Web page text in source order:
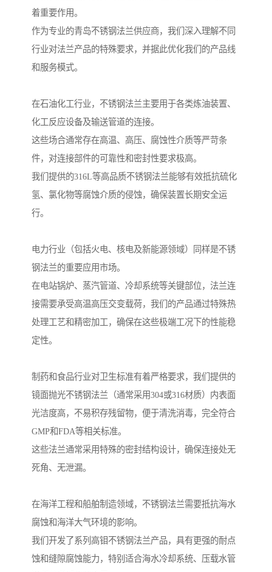
着重要作用。
作为专业的青岛不锈钢法兰供应商，我们深入理解不同
行业对法兰产品的特殊要求，并据此优化我们的产品线
和服务模式。
在石油化工行业，不锈钢法兰主要用于各类炼油装置、
化工反应设备及输送管道的连接。
这些场合通常存在高温、高压、腐蚀性介质等严苛条
件，对连接部件的可靠性和密封性要求极高。
我们提供的316L等高品质不锈钢法兰能够有效抵抗硫化
氢、氯化物等腐蚀介质的侵蚀，确保装置长期安全运
行。
电力行业（包括火电、核电及新能源领域）同样是不锈
钢法兰的重要应用市场。
在电站锅炉、蒸汽管道、冷却系统等关键部位，法兰连
接需要承受高温高压交变载荷，我们的产品通过特殊热
处理工艺和精密加工，确保在这些极端工况下的性能稳
定性。
制药和食品行业对卫生标准有着严格要求，我们提供的
镜面抛光不锈钢法兰（通常采用304或316材质）内表面
光洁度高，不易积存残留物，便于清洗消毒，完全符合
GMP和FDA等相关标准。
这些法兰通常采用特殊的密封结构设计，确保连接处无
死角、无泄漏。
在海洋工程和船舶制造领域，不锈钢法兰需要抵抗海水
腐蚀和海洋大气环境的影响。
我们开发了系列高钼不锈钢法兰产品，具有更强的耐点
蚀和缝隙腐蚀能力，特别适合海水冷却系统、压载水管